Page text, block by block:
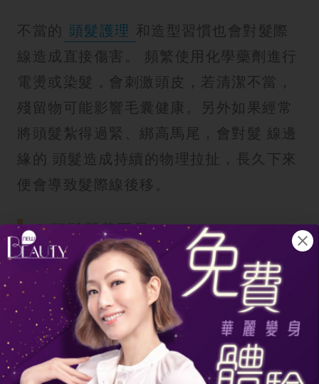
不當的 頭髮護理 和造型習慣也會對髮際
線造成直接傷害。 頻繁使用化學藥劑進行
電燙或染髮，會刺激頭皮，若清潔不當，
殘留物可能影響毛囊健康。另外如果經常
將頭髮紮得過緊、綁高馬尾，會對髮 線邊
緣的 頭髮造成持續的物理拉扯，長久下來
便會導致髮際線後移。
6.頭髮營養不足
頭髮的健康 生長需要充足的養分，如果飲
食習慣不良例如是高油、高糖或過度節
食，缺乏富 含蛋白質、維他命B、鐵質和
鋅等的 食物，頭髮會缺乏原料而變得脆
弱，從而影響毛囊的健康生長。